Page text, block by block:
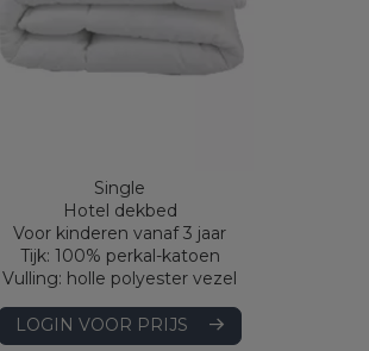
Single
Hotel dekbed
Voor kinderen vanaf 3 jaar
Tijk: 100% perkal-katoen
Vulling: holle polyester vezel
LOGIN VOOR PRIJS